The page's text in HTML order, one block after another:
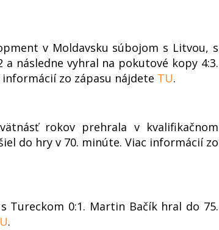
v Moldavsku súbojom s Litvou, s
následne vyhral na pokutové kopy 4:3.
zo zápasu nájdete TU.
rokov prehrala v kvalifikačnom
do hry v 70. minúte. Viac informácií zo
Tureckom 0:1. Martin Bačík hral do 75.
.